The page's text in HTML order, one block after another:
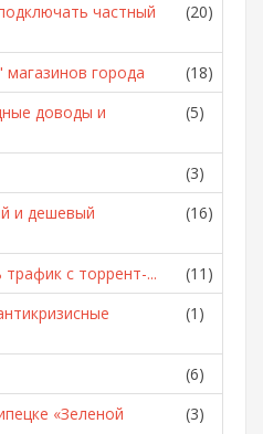
частный
(20)
города
(18)
доводы и
(5)
(3)
и дешевый
(16)
с торрент-...
(11)
(1)
(6)
«Зеленой
(3)